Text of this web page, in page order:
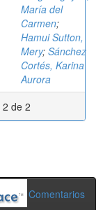
María del
Carmen;
Hamui Sutton,
Mery; Sánchez
Cortés, Karina
Aurora
de 2
Comentarios